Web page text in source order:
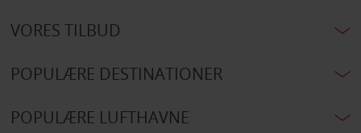
VORES TILBUD
POPULÆRE DESTINATIONER
POPULÆRE LUFTHAVNE